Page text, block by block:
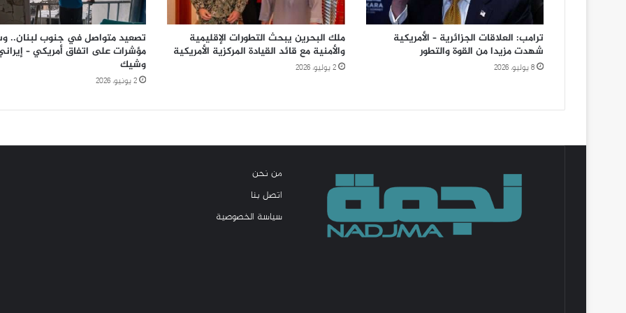
ترامب: العلاقات الجزائرية – الأمريكية
شهدت مزيدا من القوة والتطور
8 يوليو، 2026
ملك البحرين يبحث التطورات الإقليمية
والأمنية مع قائد القيادة المركزية الأمريكية
2 يوليو، 2026
تصعيد متواصل في جنوب لبنان..
مؤشرات على اتفاق أمريكي –
وشيك
2 يونيو، 2026
من نحن
اتصل بنا
سياسة الخصوصية